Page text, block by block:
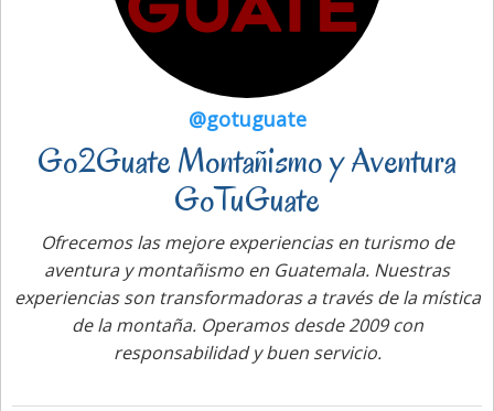
@gotuguate
Go2Guate Montañismo y Aventura
GoTuGuate
Ofrecemos las mejore experiencias en turismo de
aventura y montañismo en Guatemala. Nuestras
experiencias son transformadoras a través de la mística
de la montaña. Operamos desde 2009 con
responsabilidad y buen servicio.